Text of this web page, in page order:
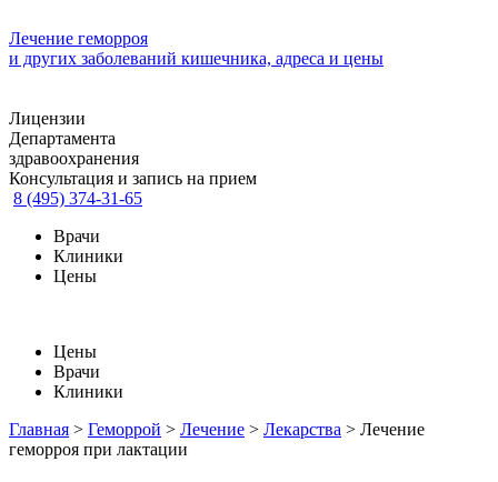
Лечение геморроя
и других заболеваний кишечника, адреса и цены
Лицензии
Департамента
здравоохранения
Консультация и запись на прием
8 (495) 374-31-65
Врачи
Клиники
Цены
Цены
Врачи
Клиники
Главная > Геморрой > Лечение > Лекарства > Лечение
геморроя при лактации